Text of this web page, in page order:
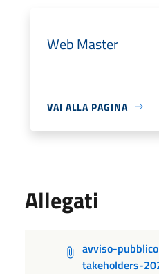
Web Master
VAI ALLA PAGINA
Allegati
avviso-
takeholders-